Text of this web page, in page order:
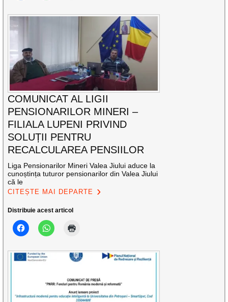
COMUNICAT AL LIGII
PENSIONARILOR MINERI –
FILIALA LUPENI PRIVIND
SOLUȚII PENTRU
RECALCULAREA PENSIILOR
Liga Pensionarilor Mineri Valea Jiului aduce la
cunoștința tuturor pensionarilor din Valea Jiului
că le
CITEȘTE MAI DEPARTE
Distribuie acest articol